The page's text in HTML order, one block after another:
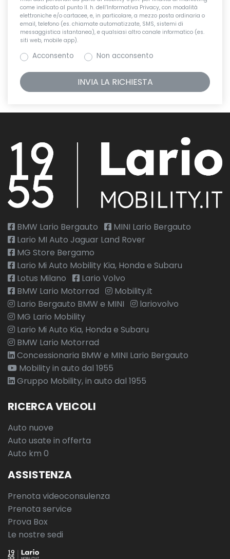
come indicato al punto II. h. dell’Informativa Privacy, con modalità
elettroniche e/o cartacee, e, in particolare, a mezzo posta ordinaria o
email, telefono (es. chiamate automatizzate, SMS, sistemi di
messaggistica istantanea), e qualsiasi altro canale informatico (es.
siti web, mobile app).
Acconsento Non acconsento
BMW Lario Bergauto
MINI Lario Bergauto
Lario MI Auto Jaguar Land Rover
MG Store Bergamo
Lario Mi Auto Mobility Kia, Honda e Subaru
Lotus Milano
Lario Volvo
BMW Lario Motorrad
Mobility.it
Lario Bergauto BMW e MINI
lariovolvo
MG Lario Mobility
Lario Mi Auto Kia, Honda e Subaru
BMW Lario Motorrad
Concessionaria BMW e MINI Lario Bergauto
Mobility in auto dal 1955
Gruppo Mobility, in auto dal 1955
RICERCA VEICOLI
Auto nuove
Auto usate in offerta
Auto km 0
ASSISTENZA
Prenota videoconsulenza
Prenota service
Prova Box
Le nostre sedi